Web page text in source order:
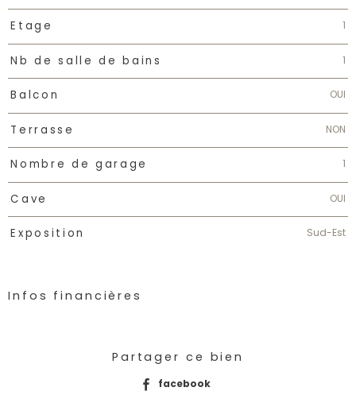
Etage 1
Nb de salle de bains 1
Balcon OUI
Terrasse NON
Nombre de garage 1
Cave OUI
Exposition Sud-Est
Infos financières
Partager ce bien
facebook